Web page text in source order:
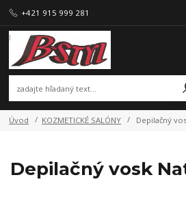
+421 915 999 281
Úvod KOZMETICKÉ SALÓNY Depilačný
Depilačný vosk